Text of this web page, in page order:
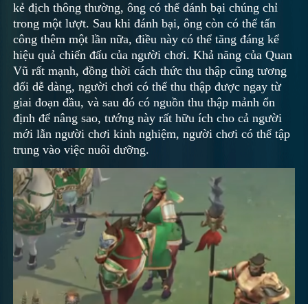
kẻ địch thông thường, ông có thể đánh bại chúng chỉ
trong một lượt. Sau khi đánh bại, ông còn có thể tấn
công thêm một lần nữa, điều này có thể tăng đáng kể
hiệu quả chiến đấu của người chơi. Khả năng của Quan
Vũ rất mạnh, đồng thời cách thức thu thập cũng tương
đối dễ dàng, người chơi có thể thu thập được ngay từ
giai đoạn đầu, và sau đó có nguồn thu thập mảnh ổn
định để nâng sao, tướng này rất hữu ích cho cả người
mới lẫn người chơi kinh nghiệm, người chơi có thể tập
trung vào việc nuôi dưỡng.